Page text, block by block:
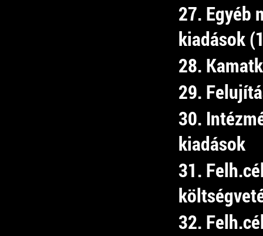
27. Egyéb
kiadások
28.
29.
30.
kiadások
31.
32.